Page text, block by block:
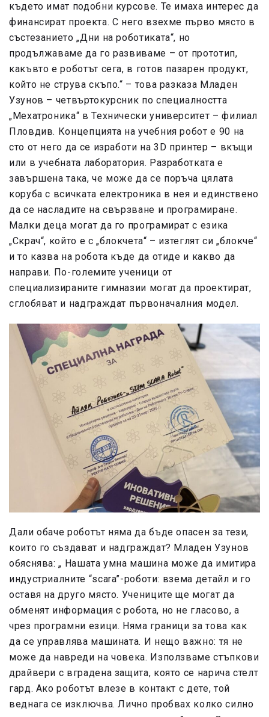
където имат подобни курсове. Те имаха интерес да
финансират проекта. С него взехме първо място в
състезанието „Дни на роботиката“, но
продължаваме да го развиваме – от прототип,
какъвто е роботът сега, в готов пазарен продукт,
който не струва скъпо.“ – това разказа Младен
Узунов – четвъртокурсник по специалността
„Мехатроника“ в Технически университет – филиал
Пловдив. Концепцията на учебния робот е 90 на
сто от него да се изработи на3D принтер – вкъщи
или в учебната лаборатория. Разработката е
завършена така, че може да се поръча цялата
коруба с всичката електроника в нея и единствено
да се насладите на свързване и програмиране.
Малки деца могат да го програмират с езика
„Скрач“, който е с „блокчета“ – изтеглят си „блокче“
и то казва на робота къде да отиде и какво да
направи. По-големите ученици от
специализираните гимназии могат да проектират,
сглобяват и надграждат първоначалния модел.
Дали обаче роботът няма да бъде опасен за тези,
които го създават и надграждат? Младен Узунов
обяснява: „ Нашата умна машина може да имитира
индустриалните “scara”-роботи: взема детайл и го
оставя на друго място. Учениците ще могат да
обменят информация с робота, но не гласово, а
чрез програмни езици. Няма граници за това как
да се управлява машината. И нещо важно: тя не
може да навреди на човека. Използваме стъпкови
драйвери с вградена защита, която се нарича стелт
гард. Ако роботът влезе в контакт с дете, той
веднага се изключва. Лично пробвах колко силно